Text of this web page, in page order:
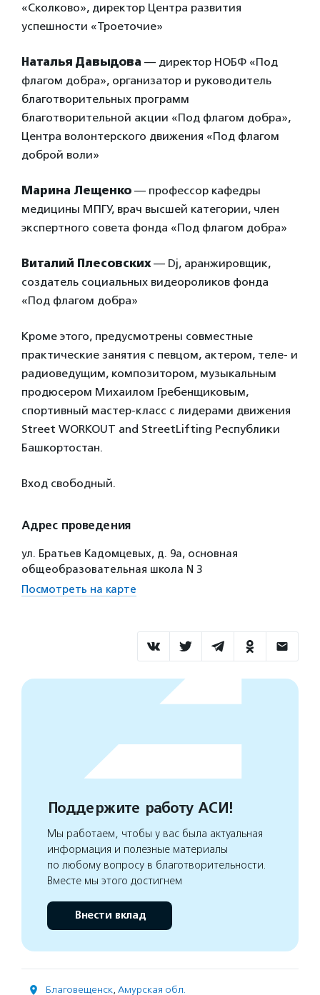
«Сколково», директор Центра развития
успешности «Троеточие»
Наталья Давыдова — директор НОБФ «Под
флагом добра», организатор и руководитель
благотворительных программ
благотворительной акции «Под флагом добра»,
Центра волонтерского движения «Под флагом
доброй воли»
Марина Лещенко — профессор кафедры
медицины МПГУ, врач высшей категории, член
экспертного совета фонда «Под флагом добра»
Виталий Плесовских— Dj, аранжировщик,
создатель социальных видеороликов фонда
«Под флагом добра»
Кроме этого, предусмотрены совместные
практические занятия с певцом, актером, теле- и
радиоведущим, композитором, музыкальным
продюсером Михаилом Гребенщиковым,
спортивный мастер-класс с лидерами движения
Street WORKOUT and StreetLifting Республики
Башкортостан.
Вход свободный.
Адрес проведения
ул. Братьев Кадомцевых, д. 9а, основная
общеобразовательная школа N 3
Посмотреть на карте
Поддержите работу АСИ!
Мы работаем, чтобы у вас была актуальная
информация и полезные материалы
по любому вопросу в благотворительности.
Вместе мы этого достигнем
Внести вклад
Благовещенск, Амурская обл.